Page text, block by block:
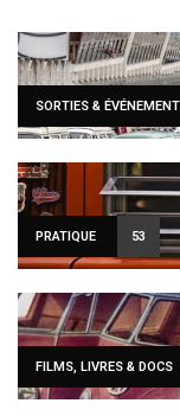
SORTIES &
PRATIQUE 53
FILMS, LIVRES & DOCS